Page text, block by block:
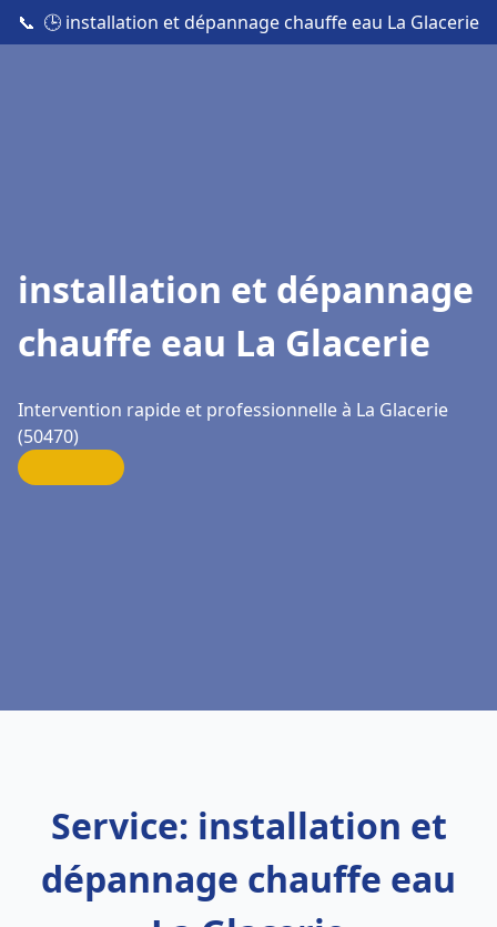
📞 🕒 installation et dépannage chauffe eau La Glacerie
installation et dépannage
chauffe eau La Glacerie
Intervention rapide et professionnelle à La Glacerie
(50470)
Service: installation et
dépannage chauffe eau